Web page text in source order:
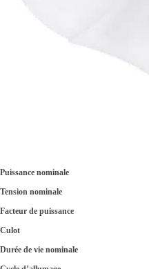
Puissance nominale
Tension nominale
Facteur de puissance
Culot
Durée de vie nominale